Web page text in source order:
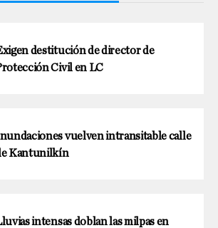
destitución de director de
Civil en LC
vuelven intransitable calle
Kantunilkín
intensas doblan las milpas en